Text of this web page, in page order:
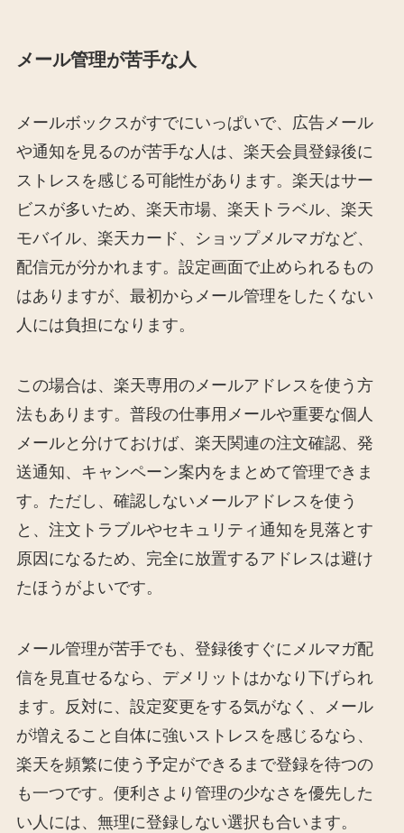
メール管理が苦手な人
メールボックスがすでにいっぱいで、広告メール
や通知を見るのが苦手な人は、楽天会員登録後に
ストレスを感じる可能性があります。楽天はサー
ビスが多いため、楽天市場、楽天トラベル、楽天
モバイル、楽天カード、ショップメルマガなど、
配信元が分かれます。設定画面で止められるもの
はありますが、最初からメール管理をしたくない
人には負担になります。
この場合は、楽天専用のメールアドレスを使う方
法もあります。普段の仕事用メールや重要な個人
メールと分けておけば、楽天関連の注文確認、発
送通知、キャンペーン案内をまとめて管理できま
す。ただし、確認しないメールアドレスを使う
と、注文トラブルやセキュリティ通知を見落とす
原因になるため、完全に放置するアドレスは避け
たほうがよいです。
メール管理が苦手でも、登録後すぐにメルマガ配
信を見直せるなら、デメリットはかなり下げられ
ます。反対に、設定変更をする気がなく、メール
が増えること自体に強いストレスを感じるなら、
楽天を頻繁に使う予定ができるまで登録を待つの
も一つです。便利さより管理の少なさを優先した
い人には、無理に登録しない選択も合います。